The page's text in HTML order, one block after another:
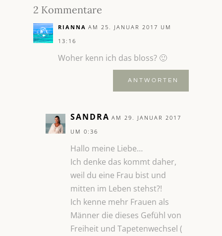
2 Kommentare
RIANNA AM 25. JANUAR 2017 UM
13:16
Woher kenn ich das bloss? 🙂
ANTWORTEN
SANDRA AM 29. JANUAR 2017
UM 0:36
Hallo meine Liebe…
Ich denke das kommt daher,
weil du eine Frau bist und
mitten im Leben stehst?!
Ich kenne mehr Frauen als
Männer die dieses Gefühl von
Freiheit und Tapetenwechsel (